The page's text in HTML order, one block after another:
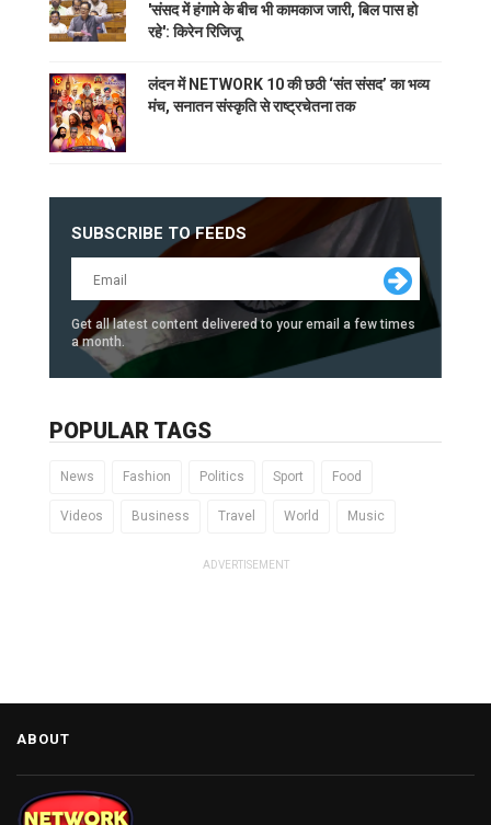
'संसद में हंगामे के बीच भी कामकाज जारी, बिल पास हो
रहे': किरेन रिजिजू
लंदन में NETWORK 10 की छठी ‘संत संसद’ का भव्य
मंच, सनातन संस्कृति से राष्ट्रचेतना तक
SUBSCRIBE TO FEEDS
Get all latest content delivered to your email a few times
a month.
POPULAR TAGS
News Fashion Politics Sport Food
Videos Business Travel World Music
ADVERTISEMENT
ABOUT